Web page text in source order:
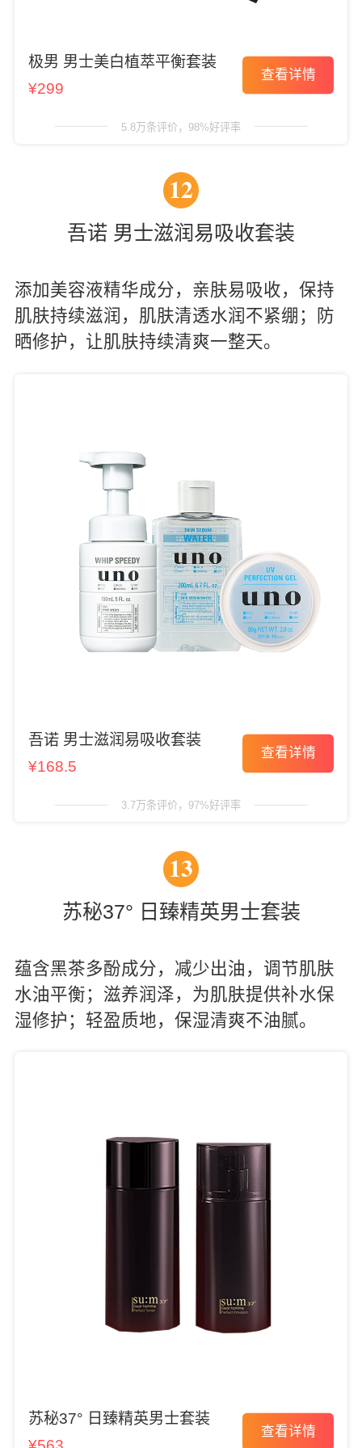
极男 男士美白植萃平衡套装
¥299
查看详情
5.8万条评价，98%好评率
12
吾诺 男士滋润易吸收套装
添加美容液精华成分，亲肤易吸收，保持
肌肤持续滋润，肌肤清透水润不紧绷；防
晒修护，让肌肤持续清爽一整天。
吾诺 男士滋润易吸收套装
¥168.5
查看详情
3.7万条评价，97%好评率
13
苏秘37° 日臻精英男士套装
蕴含黑茶多酚成分，减少出油，调节肌肤
水油平衡；滋养润泽，为肌肤提供补水保
湿修护；轻盈质地，保湿清爽不油腻。
苏秘37° 日臻精英男士套装
查看详情